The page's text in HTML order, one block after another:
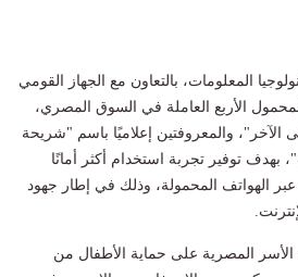
المعلومات، بالتعاون مع الجهاز القومي
الأربع العاملة في السوق المصري،
والمعروفتين إعلاميًا باسم "شريحة
بهدف توفير تجربة استخدام أكثر أمانًا
عبر الهواتف المحمولة، وذلك في إطار جهود
المصرية على حماية الأطفال من